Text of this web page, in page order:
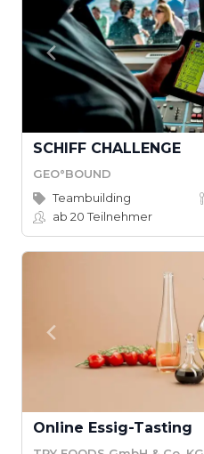
SCHIFF CHALLENGE
GEO°BOUND
Teambuilding
ab 20Teilnehmer
Online Essig-Tasting